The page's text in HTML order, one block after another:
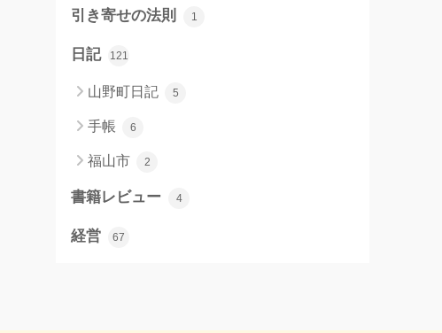
引き寄せの法則 1
日記 121
山野町日記 5
手帳 6
福山市 2
書籍レビュー 4
経営 67